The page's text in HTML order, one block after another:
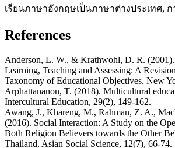
เรียนภาษาอังกฤษเป็นภาษาต่างประเทศ,
References
Anderson, L. W., & Krathwohl, D. R.
Learning, Teaching and Assessing: A
Taxonomy of Educational Objectives. New
Arphattananon, T. (2018). Multicultural
Intercultural Education, 29(2), 149-162.
Awang, J., Khareng, M., Rahman, Z. A.,
(2016). Social Interaction: A Study on the
Both Religion Believers towards the Other
Thailand. Asian Social Science, 12(7), 66-74.